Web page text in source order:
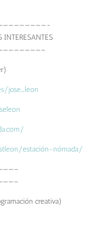
————————-
INTERESANTES
———————–
jose_leon
estación-nómada/
——–
——–
creativa)